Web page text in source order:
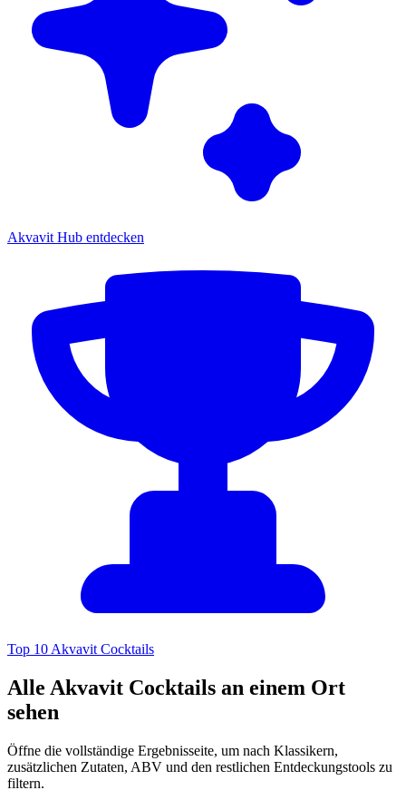
Akvavit Hub entdecken
Top 10 Akvavit Cocktails
Alle Akvavit Cocktails an einem Ort
sehen
Öffne die vollständige Ergebnisseite, um nach Klassikern,
zusätzlichen Zutaten, ABV und den restlichen Entdeckungstools zu
filtern.